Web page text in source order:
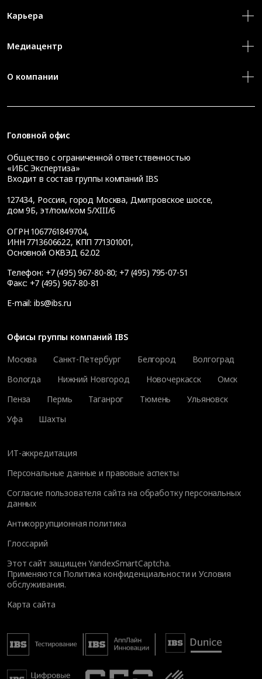
Карьера
Медиацентр
О компании
Головной офис
Общество с ограниченной ответственностью
«ИБС Экспертиза»
Входит в состав группы компаний IBS
127434, Россия, город Москва, Дмитровское шоссе,
дом 9Б, эт/пом/ком 5/XIII/6
ОГРН 1067761849704,
ИНН 7713606622, КПП 771301001,
Основной ОКВЭД 62.02
Телефон: +7 (495) 967-80-80; +7 (495) 795-07-51
Факс: +7 (495) 967-80-81
E-mail: ibs@ibs.ru
Офисы группы компаний IBS
Москва
Санкт-Петербург Белгород
Волгоград
Вологда
Нижний Новгород Новочеркасск
Омск
Пенза
Пермь Таганрог Тюмень
Ульяновск
Уфа
Шахты
ИТ-аккредитация
Персональные данные и правовые аспекты
Согласие пользователя сайта на обработку персональных
данных
Антикоррупционная политика
Глоссарий
Этот сайт защищен YandexSmartCaptcha.
Применяются Политика конфиденциальности иУсловия
обслуживания.
Карта сайта